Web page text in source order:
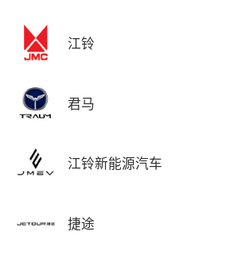
江铃
君马
江铃新能源汽车
捷途